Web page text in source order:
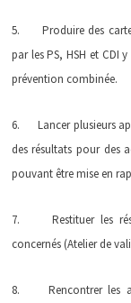
5. Produire des cartes
par les PS, HSH et CDI
prévention combinée.
6. Lancer plusieurs
des résultats pour des
pouvant être mise en
7. Restituer les
concernés (Atelier de
8. Rencontrer les